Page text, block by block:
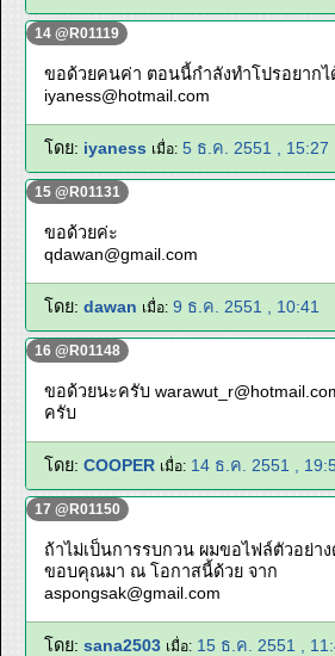
14 @R01119
ขอด้วยคนค่า ตอนนี้กำลังทำโปรอยากไ
iyaness@hotmail.com
โดย: iyaness เมื่อ: 5 ธ.ค. 2551 , 15:27
15 @R01131
ขอด้วยค่ะ
qdawan@gmail.com
โดย: dawan เมื่อ: 9 ธ.ค. 2551 , 10:41
16 @R01148
ขอด้วยนะครับ
ครับ
โดย: COOPER เมื่อ: 14 ธ.ค. 2551 ,
17 @R01150
ถ้าไม่เป็นการรบกวน ผมขอไฟล์ตัวอย่า
ขอบคุณมา ณ โอกาสนี้ด้วย จาก
aspongsak@gmail.com
โดย: sana2503 เมื่อ: 15 ธ.ค. 2551 ,